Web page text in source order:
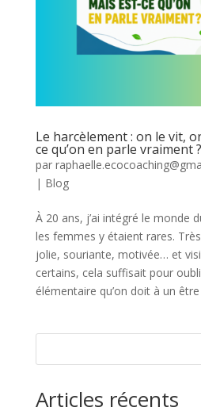
Le harcèlement : on le vit,
ce qu’on en parle vraiment ?
par
| Blog
À 20 ans, j’ai intégré le monde
les femmes y étaient rares.
jolie, souriante, motivée… et
certains, cela suffisait pour
élémentaire qu’on doit à un
Articles récents